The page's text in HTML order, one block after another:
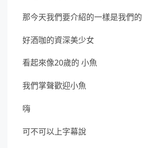
那今天我們要介紹的一樣是我們的
好酒咖的資深美少女
看起來像20歲的 小魚
我們掌聲歡迎小魚
嗨
可不可以上字幕說